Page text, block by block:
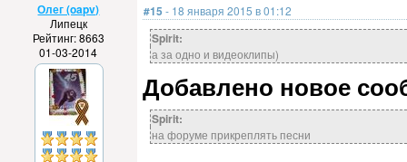
Олег (oapv)
Липецк
Рейтинг: 8663
01-03-2014
#15 - 18 января 2015 в 01:12
Spirit:
а за одно и видеоклипы)
Добавлено новое
Spirit:
на форуме прикреплять песни